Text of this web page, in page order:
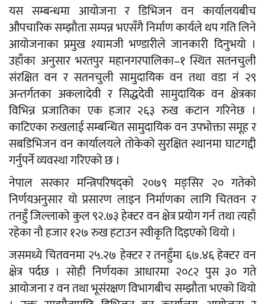
यस सम्बन्धमा आयोजना र डिभिजन वन कार्यालयबीच
औपचारिक सम्झौता सम्पन्न भएसँगै निर्माण कार्यले थप गति लिने
आयोजनाका प्रमुख श्यामजी भण्डारीले जानकारी दिनुभयो ।
उहाँका अनुसार भरतपुर महानगरपालिका–१ स्थित सतनचुली
संरक्षित वन र सतनचुली सामुदायिक वन तथा वडा नं २९
अन्तर्गतका अकलादेवी र सिद्धदेवी सामुदायिक वन क्षेत्रका
विभिन्न प्रजातिका एक हजार २६३ रुख कटान गरिनेछ ।
काटिएका रुखलाई सम्बन्धित सामुदायिक वन उपभोक्ता समूह र
सबडिभिजन वन कार्यालयले तोकेको सुरक्षित स्थानमा घाटगद्दी
गर्नुपर्ने व्यवस्था गरिएको छ ।
नेपाल सरकार मन्त्रिपरिषद्को २०७९ मङ्सिर २० गतेको
निर्णयअनुसार यो प्रसारण लाइन निर्माणका लागि चितवन र
तनहुँ जिल्लाको कुल ९२.७३ हेक्टर वन क्षेत्र प्रयोग गर्न तथा त्यहाँ
रहेका नौ हजार १२७ रुख हटाउन स्वीकृति दिइएको थियो ।
जसमध्ये चितवनमा २५.२७ हेक्टर र तनहुँमा ६७.४६ हेक्टर वन
क्षेत्र पर्दछ । सोही निर्णयका आधारमा २०८२ पुस ३० गते
आयोजना र वन तथा भूसंरक्षण विभागबीच सम्झौता भएको थियो